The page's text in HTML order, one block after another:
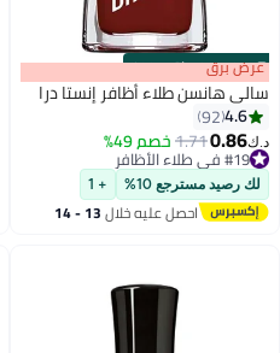
00m:00s
·باقي 99% عرض برق
سالي هانسن طلاء أظافر إنستا درا
4.6
92
د.ك‏0.86
1.71خصم 49%
#19 في طلاء الأظافر
#19 في طلاء الأظافر
لك رصيد مسترجع 10% + 1
احصل عليه خلال 13 - 14